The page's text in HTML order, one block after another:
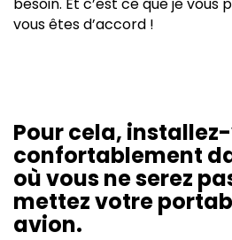
vous êtes d’accord !
Pour cela,
confortablement
où vous ne serez
mettez votre
avion.